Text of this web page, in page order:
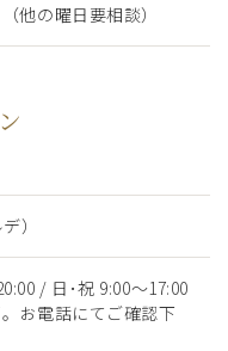
（他の曜日要相談）
）
/ 日･祝 9:00～17:00
お電話にてご確認下